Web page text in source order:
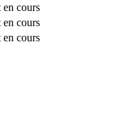
en cours
en cours
en cours